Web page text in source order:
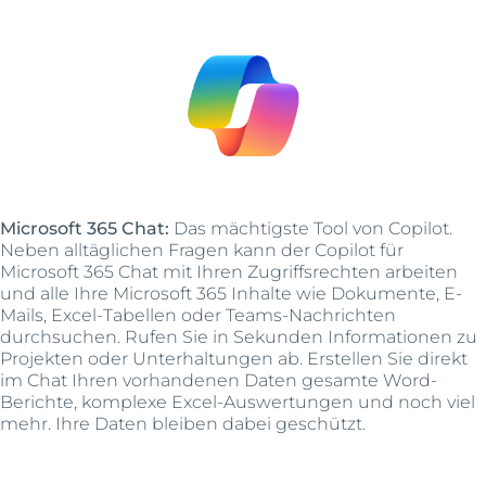
Microsoft 365 Chat: Das mächtigste Tool von Copilot.
Neben alltäglichen Fragen kann der Copilot für
Microsoft 365 Chat mit Ihren Zugriffsrechten arbeiten
und alle Ihre Microsoft 365 Inhalte wie Dokumente, E-
Mails, Excel-Tabellen oder Teams-Nachrichten
durchsuchen. Rufen Sie in Sekunden Informationen zu
Projekten oder Unterhaltungen ab. Erstellen Sie direkt
im Chat Ihren vorhandenen Daten gesamte Word-
Berichte, komplexe Excel-Auswertungen und noch viel
mehr. Ihre Daten bleiben dabei geschützt.